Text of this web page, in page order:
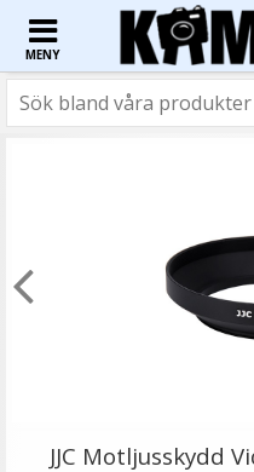
MENY
JJC Motljusskydd